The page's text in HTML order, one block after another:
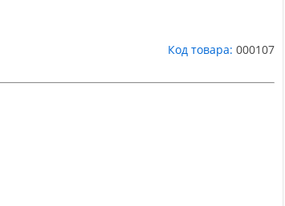
Код товара: 000107